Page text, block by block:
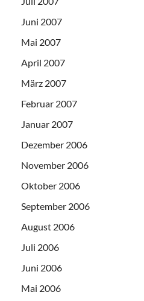
Juni 2007
Mai 2007
April 2007
März 2007
Februar 2007
Januar 2007
Dezember 2006
November 2006
Oktober 2006
September 2006
August 2006
Juli 2006
Juni 2006
Mai 2006